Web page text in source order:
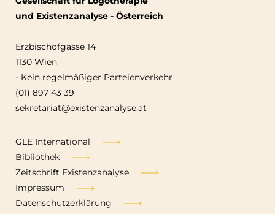
und Existenzanalyse - Österreich
Erzbischofgasse 14
1130 Wien
- Kein regelmäßiger Parteienverkehr
(01) 897 43 39
sekretariat@existenzanalyse.at
GLE International
Bibliothek
Zeitschrift Existenzanalyse
Impressum
Datenschutzerklärung